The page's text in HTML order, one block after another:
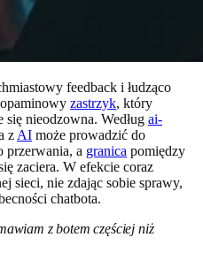
feedback i łudząco
zastrzyk, który
się nieodzowna. Według ai-
z AI może prowadzić do
a granica pomiędzy
zaciera. W efekcie coraz
sieci, nie zdając sobie sprawy,
chatbota.
z botem częściej niż